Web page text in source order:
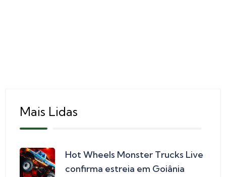
Mais Lidas
Hot Wheels Monster Trucks Live
confirma estreia em Goiânia